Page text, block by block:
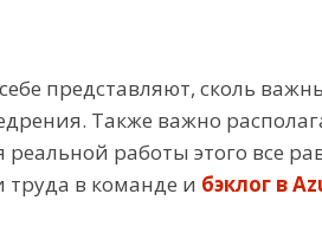
представляют, сколь
Также важно
работы этого все
в команде и бэклог в